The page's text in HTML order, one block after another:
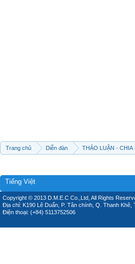
Trang chủ Diễn đàn THẢO LUẬN - CHIA
Tiếng Việt
Copyright © 2013 D.M.E.C Co.,Ltd, All Rights
Địa chỉ: K190 Lê Duẩn, P. Tân chính, Q. Thanh Khê,
Điện thoại: (+84) 5113752506